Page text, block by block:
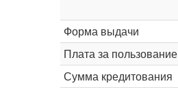
Форма выдачи
Плата за пользование
Сумма кредитования